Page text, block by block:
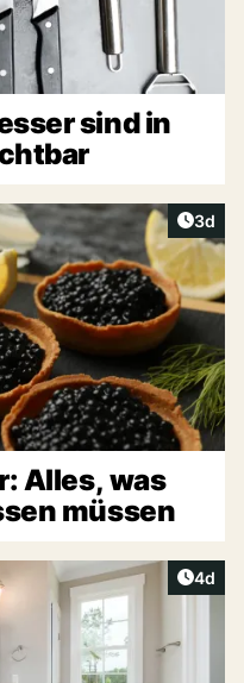
sind in
3d
Alles, was
müssen
4d